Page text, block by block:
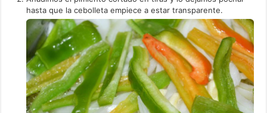
hasta que la cebolleta empiece a estar transparente.